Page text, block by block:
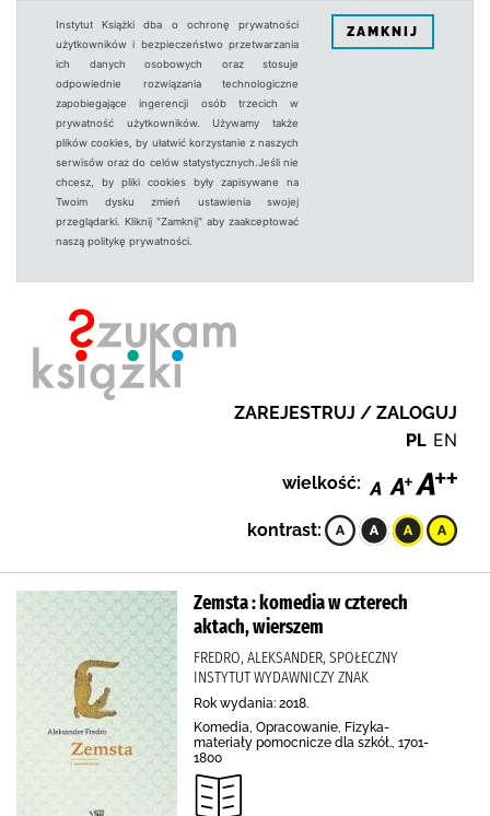
Instytut Książki dba o ochronę prywatności
użytkowników i bezpieczeństwo przetwarzania
ich danych osobowych oraz stosuje
odpowiednie rozwiązania technologiczne
zapobiegające ingerencji osób trzecich w
prywatność użytkowników. Używamy także
plików cookies, by ułatwić korzystanie z naszych
serwisów oraz do celów statystycznych.Jeśli nie
chcesz, by pliki cookies były zapisywane na
Twoim dysku zmień ustawienia swojej
przeglądarki. Kliknij "Zamknij" aby zaakceptować
naszą politykę prywatności.
ZAMKNIJ
ZAREJESTRUJ / ZALOGUJ
PL EN
wielkość:
kontrast:
Zemsta : komedia w czterech
aktach, wierszem
FREDRO, ALEKSANDER, SPOŁECZNY
INSTYTUT WYDAWNICZY ZNAK
Rok wydania: 2018.
Komedia, Opracowanie, Fizyka-
materiały pomocnicze dla szkół., 1701-
1800